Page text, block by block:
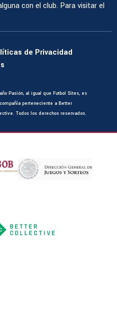
con el club. Para visitar el
de Privacidad
Pasión, al igual que Futbol Sites, es
perteneciente a Better
Todos los derechos reservados.